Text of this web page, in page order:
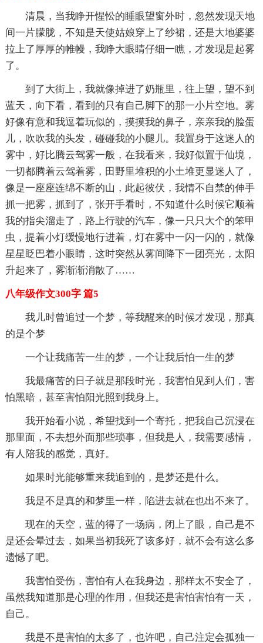
清晨，当我睁开惺忪的睡眼望窗外时，忽然发现天地
间一片朦胧，不知是天使姑娘穿上了纱裙，还是大地婆婆
拉上了厚厚的帷幔，我睁大眼睛仔细一瞧，才发现是起雾
了。
到了大街上，我就像掉进了奶瓶里，往上望，望不到
蓝天，向下看，看到的只有自己脚下的那一小片空地。雾
好像有意和我逗着玩似的，摸摸我的鼻子，亲亲我的脸蛋
儿，吹吹我的头发，碰碰我的小腿儿。我置身于这迷人的
雾中，好比腾云驾雾一般，在我看来，我好似置于仙境，
一切都腾着云驾着雾，田野里堆积的小土堆更显迷人了，
像是一座座连绵不断的山，此起彼伏，我情不自禁的伸手
抓一把雾，抓到了，张开手看时，不知道什么时候它顺着
我的指尖溜走了，路上行驶的汽车，像一只只大个的笨甲
虫，提着小灯缓慢地行进着，灯在雾中一闪一闪的，就像
星星眨巴着小眼睛，这时突然从雾间降下一团亮光，太阳
升起来了，雾渐渐消散了……
八年级作文300字 篇5
我儿时曾追过一个梦，等我醒来的时候才发现，那真
的是个梦
一个让我痛苦一生的梦，一个让我后怕一生的梦
我最痛苦的日子就是那段时光，我害怕见到人们，害
怕黑暗，甚至害怕阳光照到我身上。
我开始看小说，希望找到一个寄托，把我自己沉浸在
那里面，不去想外面那些琐事，但我是人，我需要感情，
有人陪我的感觉，真好。
如果时光能够重来我追到的，是梦还是什么。
我是不是真的和梦里一样，陷进去就在也出不来了。
现在的天空，蓝的得了一场病，闭上了眼，自己是不
是还会晕过去，如果当初我死了该多好，就不会有这么多
遗憾了吧。
我害怕受伤，害怕有人在我身边，那样太不安全了，
虽然我知道那是心理的作用，但我还是害怕害怕有一天，
自己。
我是不是害怕的太多了，也许吧，自己注定会孤独一